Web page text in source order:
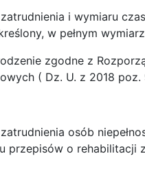
i wymiaru
w pełnym
zgodne z
( Dz. U. z 2018 poz.
osób
przepisów o rehabilitacji